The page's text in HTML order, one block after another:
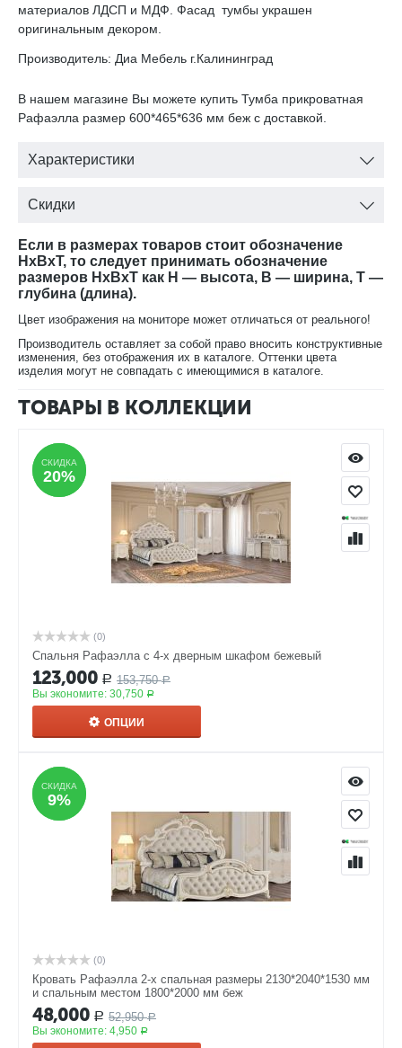
материалов ЛДСП и МДФ. Фасад тумбы украшен
оригинальным декором.
Производитель: Диа Мебель г.Калининград
В нашем магазине Вы можете купить Тумба прикроватная
Рафаэлла размер 600*465*636 мм беж с доставкой.
Характеристики
Скидки
Если в размерах товаров стоит обозначение
HxBxT, то следует принимать обозначение
размеров HxBxT как H — высота, B — ширина, T —
глубина (длина).
Цвет изображения на мониторе может отличаться от реального!
Производитель оставляет за собой право вносить конструктивные
изменения, без отображения их в каталоге. Оттенки цвета
изделия могут не совпадать с имеющимися в каталоге.
ТОВАРЫ В КОЛЛЕКЦИИ
СКИДКА
20%
СКИДКА
20%
(0)
Спальня Рафаэлла с 4-x дверным шкафом бежевый
123,000 Р 153,750 Р
Вы экономите: 30,750 Р
ОПЦИИ
СКИДКА
9%
СКИДКА
9%
(0)
Кровать Рафаэлла 2-х спальная размеры 2130*2040*1530 мм
и спальным местом 1800*2000 мм беж
48,000 Р 52,950 Р
Вы экономите: 4,950 Р